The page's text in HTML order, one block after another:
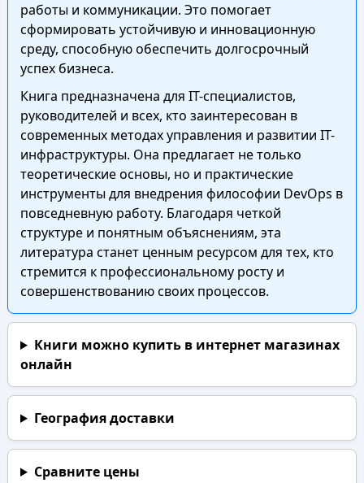
работы и коммуникации. Это помогает
сформировать устойчивую и инновационную
среду, способную обеспечить долгосрочный
успех бизнеса.
Книга предназначена для IT-специалистов,
руководителей и всех, кто заинтересован в
современных методах управления и развитии IT-
инфраструктуры. Она предлагает не только
теоретические основы, но и практические
инструменты для внедрения философии DevOps в
повседневную работу. Благодаря четкой
структуре и понятным объяснениям, эта
литература станет ценным ресурсом для тех, кто
стремится к профессиональному росту и
совершенствованию своих процессов.
Книги можно купить в интернет магазинах
онлайн
География доставки
Сравните цены